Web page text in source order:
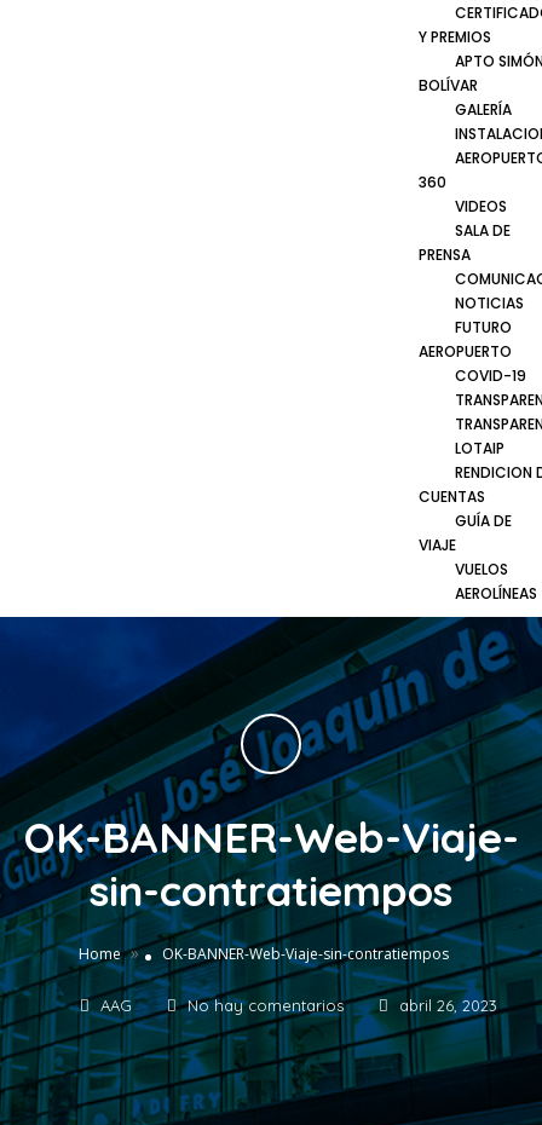
Y PREMIOS
APTO
BOLÍVAR
GALERÍA
360
VIDEOS
SALA DE
PRENSA
NOTICIAS
FUTURO
AEROPUERTO
COVID-19
LOTAIP
RENDICION
CUENTAS
GUÍA DE
VIAJE
VUELOS
AEROLÍNEAS
OK-BANNER-Web-Viaje-
sin-contratiempos
Home » OK-BANNER-Web-Viaje-sin-contratiempos
AAG No hay comentarios abril 26, 2023